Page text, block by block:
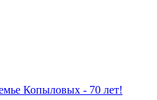
Копыловых - 70 лет!